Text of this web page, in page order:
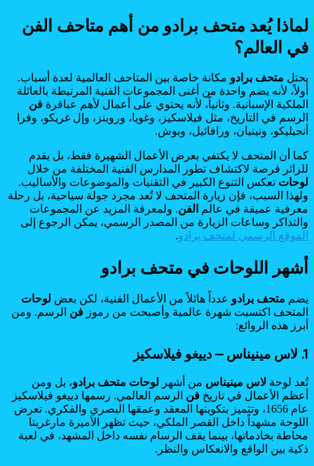
لماذا يُعد متحف برادو من أهم متاحف الفن
في العالم؟
يحتل متحف برادو مكانة خاصة بين المتاحف العالمية لعدة أسباب.
أولاً، لأنه يضم واحدة من أغنى المجموعات الفنية المرتبطة بالعائلة
الملكية الإسبانية. وثانياً، لأنه يحتوي على أعمال لأهم عباقرة فن
الرسم في التاريخ، مثل فيلاسكيز، وغويا، وروبنز، وإل غريكو، وفرا
أنجيليكو، وتيتيان، ورافائيل، وبوش.
كما أن المتحف لا يكتفي بعرض الأعمال الشهيرة فقط، بل يقدم
للزائر فرصة لاكتشاف تطور المدارس الفنية المختلفة من خلال
لوحات تعكس التنوع الكبير في التقنيات والموضوعات والأساليب.
ولهذا السبب، فإن زيارة المتحف لا تُعد مجرد جولة سياحية، بل رحلة
معرفية عميقة في عالم الفن. ولمعرفة المزيد عن المجموعات
والتذاكر وساعات الزيارة من المصدر الرسمي، يمكن الرجوع إلى
الموقع الرسمي لمتحف برادو.
أشهر اللوحات في متحف برادو
يضم متحف برادو عدداً هائلاً من الأعمال الفنية، لكن بعض لوحات
المتحف اكتسبت شهرة عالمية وأصبحت من رموز فن الرسم. ومن
أبرز هذه الروائع:
1. لاس مينيناس – دييغو فيلاسكيز
تُعد لوحة لاس مينيناس من أشهر لوحات متحف برادو، بل ومن
أعظم الأعمال في تاريخ فن الرسم العالمي. رسمها دييغو فيلاسكيز
عام 1656، وتتميز بتكوينها المعقد وعمقها البصري والفكري. تعرض
اللوحة مشهداً داخل القصر الملكي، حيث تظهر الأميرة مارغريتا
محاطة بخادماتها، بينما يقف الرسام نفسه داخل المشهد، في لعبة
ذكية بين الواقع والانعكاس والنظر.